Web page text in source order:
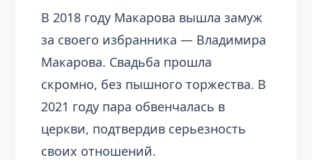
В 2018 году Макарова вышла замуж
за своего избранника — Владимира
Макарова. Свадьба прошла
скромно, без пышного торжества. В
2021 году пара обвенчалась в
церкви, подтвердив серьезность
своих отношений.